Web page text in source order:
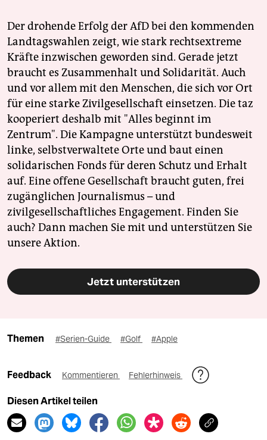
Der drohende Erfolg der AfD bei den kommenden
Landtagswahlen zeigt, wie stark rechtsextreme
Kräfte inzwischen geworden sind. Gerade jetzt
braucht es Zusammenhalt und Solidarität. Auch
und vor allem mit den Menschen, die sich vor Ort
für eine starke Zivilgesellschaft einsetzen. Die taz
kooperiert deshalb mit "Alles beginnt im
Zentrum". Die Kampagne unterstützt bundesweit
linke, selbstverwaltete Orte und baut einen
solidarischen Fonds für deren Schutz und Erhalt
auf. Eine offene Gesellschaft braucht guten, frei
zugänglichen Journalismus – und
zivilgesellschaftliches Engagement. Finden Sie
auch? Dann machen Sie mit und unterstützen Sie
unsere Aktion.
Jetzt unterstützen
Themen #Serien-Guide #Golf #Apple
Feedback Kommentieren Fehlerhinweis
Diesen Artikel teilen